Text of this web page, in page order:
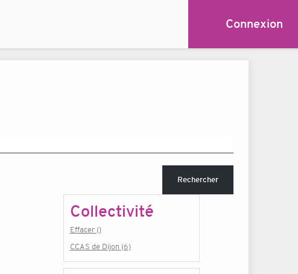
Connexion
Rechercher
Collectivité
Effacer ()
CCAS de Dijon (6)